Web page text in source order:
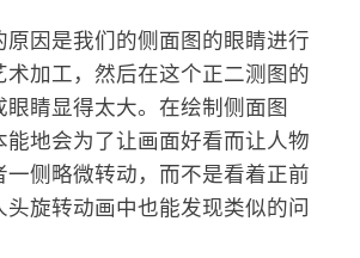
原因是我们的侧面图的眼睛进行
术加工，然后在这个正二测图的
睛显得太大。在绘制侧面图
能地会为了让画面好看而让人物
一侧略微转动，而不是看着正前
头旋转动画中也能发现类似的问